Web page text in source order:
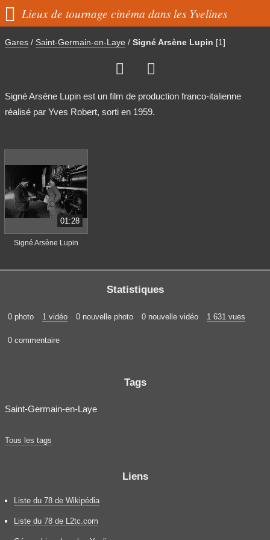
 Lieux de tournage cinéma dans les Yvelines
Gares / Saint-Germain-en-Laye / Signé Arsène Lupin [1]
 
Signé Arsène Lupin est un film de production franco-italienne
réalisé par Yves Robert, sorti en 1959.
01:28
Signé Arsène Lupin
Statistiques
0 photo 1 vidéo 0 nouvelle photo 0 nouvelle vidéo 1 631 vues
0 commentaire
Tags
Saint-Germain-en-Laye
Tous les tags
Liens
Liste du 78 de Wikipédia
Liste du 78 de L2tc.com